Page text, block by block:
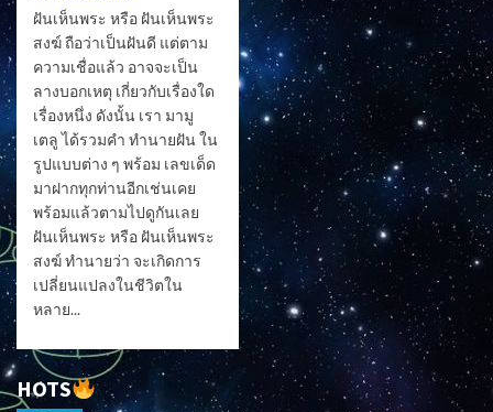
ฝันเห็นพระ หรือ ฝันเห็นพระ
สงฆ์ ถือว่าเป็นฝันดี แต่ตาม
ความเชื่อแล้ว อาจจะเป็น
ลางบอกเหตุ เกี่ยวกับเรื่องใด
เรื่องหนึ่ง ดังนั้น เรา มามู
เตลู ได้รวมคำ ทำนายฝัน ใน
รูปแบบต่าง ๆ พร้อม เลขเด็ด
มาฝากทุกท่านอีกเช่นเคย
พร้อมแล้วตามไปดูกันเลย
ฝันเห็นพระ หรือ ฝันเห็นพระ
สงฆ์ ทำนายว่า จะเกิดการ
เปลี่ยนแปลงในชีวิตใน
หลาย...
HOTS